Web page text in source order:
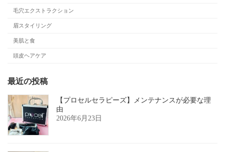
毛穴エクストラクション
眉スタイリング
美肌と食
頭皮ヘアケア
最近の投稿
【プロセルセラピーズ】メンテナンスが必要な理
由
2026年6月23日